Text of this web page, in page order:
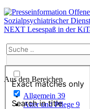
Sozialpsychiatrischer
NEXT Lesespaß in der
Exact matches only
Search in title
Aus den Bereichen
Allgemein 39
Alter und Pflege 9